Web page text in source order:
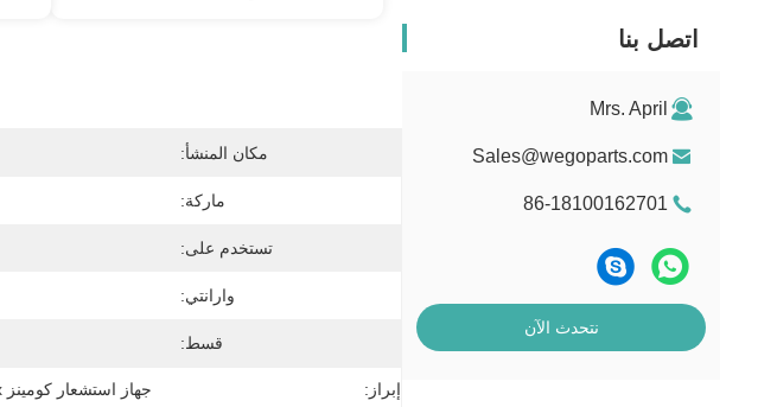
اتصل بنا
Mrs. April
Sales@wegoparts.com
86-18100162701
نتحدث الآن
مكان المنشأ:
ماركة:
تستخدم على:
وارانتي:
قسط:
إبراز: جهاز استشعار كومينز NOx